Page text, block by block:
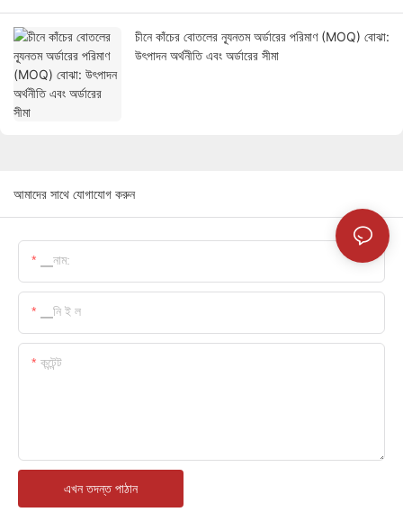
চীনে কাঁচের বোতলের ন্যূনতম অর্ডারের পরিমাণ (MOQ) বোঝা:
উৎপাদন অর্থনীতি এবং অর্ডারের সীমা
আমাদের সাথে যোগাযোগ করুন
▁নাম:
▁নি ই ল
কন্টেন্ট
এখন তদন্ত পাঠান